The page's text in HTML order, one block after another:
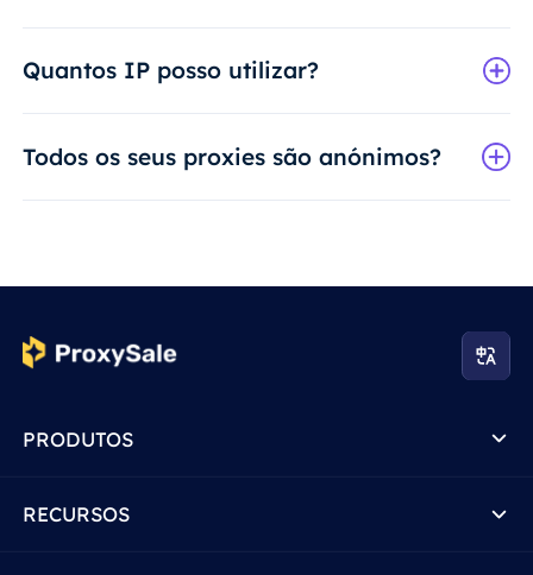
Quantos IP posso utilizar?
Todos os seus proxies são anónimos?
PRODUTOS
RECURSOS